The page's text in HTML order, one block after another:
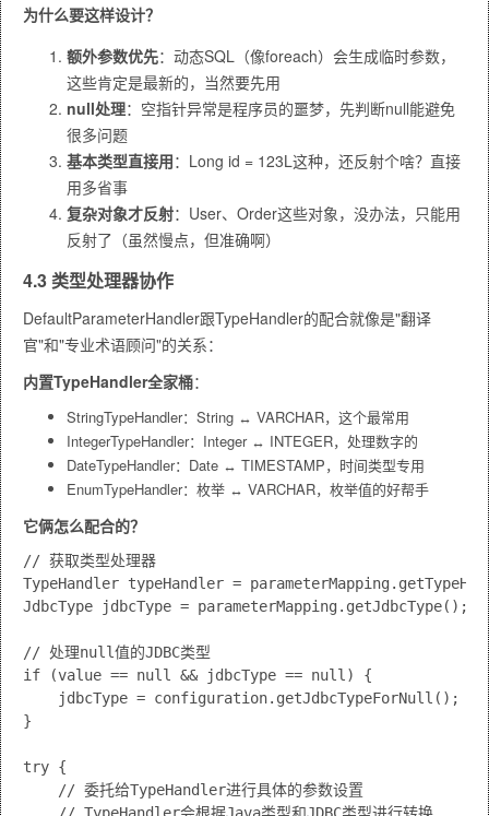
为什么要这样设计？
额外参数优先：动态SQL（像foreach）会生成临时参数，
这些肯定是最新的，当然要先用
null处理：空指针异常是程序员的噩梦，先判断null能避免
很多问题
基本类型直接用： Long id = 123L这种，还反射个啥？直接
用多省事
复杂对象才反射：User、Order这些对象，没办法，只能用
反射了（虽然慢点，但准确啊）
4.3 类型处理器协作
DefaultParameterHandler跟TypeHandler的配合就像是"翻译
官"和"专业术语顾问"的关系：
内置TypeHandler全家桶：
StringTypeHandler：String ↔ VARCHAR，这个最常用
IntegerTypeHandler：Integer ↔ INTEGER，处理数字的
DateTypeHandler：Date ↔ TIMESTAMP，时间类型专用
EnumTypeHandler：枚举 ↔ VARCHAR，枚举值的好帮手
它俩怎么配合的？
// 获取类型处理器
TypeHandler typeHandler =
JdbcType jdbcType = parameterMapping.getJdbcType();
// 处理null值的JDBC类型
if (value == null && jdbcType == null) {
    jdbcType = configuration.getJdbcTypeForNull();
}
try {
    // 委托给TypeHandler进行具体的参数设置